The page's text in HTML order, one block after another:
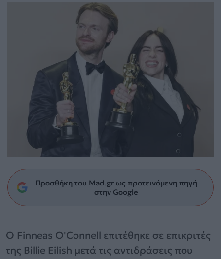
Προσθήκη του Mad.gr ως προτεινόμενη πηγή
στην Google
Ο Finneas O'Connell επιτέθηκε σε επικριτές
της Billie Eilish μετά τις αντιδράσεις που